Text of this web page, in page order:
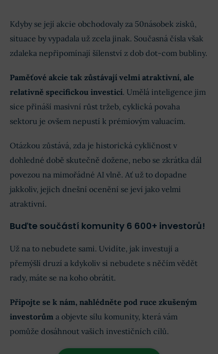
Kdyby se její akcie obchodovaly za 50násobek zisků,
situace by vypadala už zcela jinak. Současná čísla však
zdaleka nepřipomínají šílenství z dob dot-com bubliny.
Paměťové akcie tak zůstávají velmi atraktivní, ale
relativně specifickou investicí. Umělá inteligence jim
sice přináší masivní růst tržeb, cyklická povaha
sektoru je ovšem nepustí k prémiovým valuacím.
Otázkou zůstává, zda je historická cykličnost v
dohledné době skutečně dožene, nebo se zkrátka dál
povezou na mimořádné AI vlně. Ať už to dopadne
jakkoliv, jejich dnešní ocenění se jeví jako velmi
atraktivní.
Buďte součástí komunity 6 600+ investorů!
Už na to nebudete sami. Uvidíte, jak investují a
přemýšlí druzí a kdykoliv si nebudete s něčím vědět
rady, máte se na koho obrátit.
Připojte se k nám, nahlédněte pod ruce zkušeným
investorům a objevte sílu komunity, která vám
pomůže dosáhnout vašich investičních cílů.